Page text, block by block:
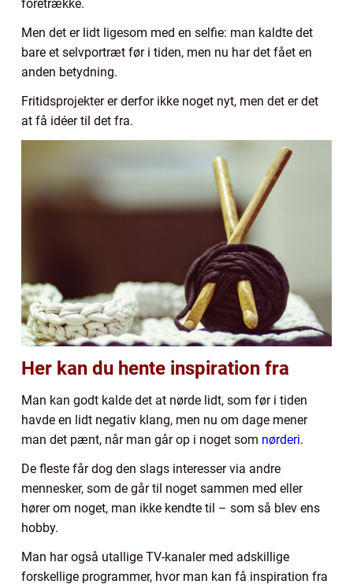
foretrække.
Men det er lidt ligesom med en selfie: man kaldte det
bare et selvportræt før i tiden, men nu har det fået en
anden betydning.
Fritidsprojekter er derfor ikke noget nyt, men det er det
at få idéer til det fra.
Her kan du hente inspiration fra
Man kan godt kalde det at nørde lidt, som før i tiden
havde en lidt negativ klang, men nu om dage mener
man det pænt, når man går op i noget som nørderi.
De fleste får dog den slags interesser via andre
mennesker, som de går til noget sammen med eller
hører om noget, man ikke kendte til – som så blev ens
hobby.
Man har også utallige TV-kanaler med adskillige
forskellige programmer, hvor man kan få inspiration fra